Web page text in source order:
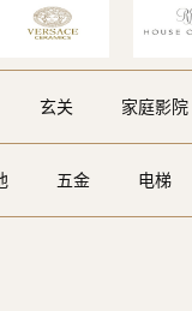
玄关 家庭影院
五金 电梯